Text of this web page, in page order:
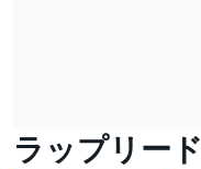
ラップリード